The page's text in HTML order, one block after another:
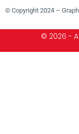
© Copyright 2024 –
© 2026 -